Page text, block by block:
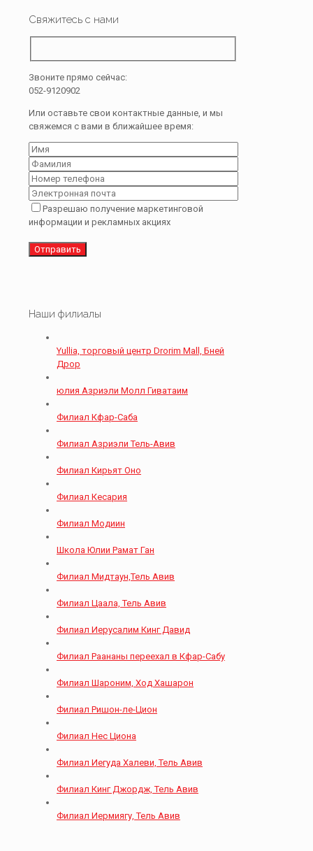
Свяжитесь с нами
Звоните прямо сейчас:
052-9120902
Или оставьте свои контактные данные, и мы
свяжемся с вами в ближайшее время:
Разрешаю получение маркетинговой
информации и рекламных акциях
Наши филиалы
Yullia, торговый центр Drorim Mall, Бней
Дрор
юлия Азриэли Молл Гиватаим
Филиал Кфар-Саба
Филиал Азриэли Тель-Авив
Филиал Кирьят Оно
Филиал Кесария
Филиал Модиин
Школа Юлии Рамат Ган
Филиал Мидтаун,Тель Авив
Филиал Цаала, Тель Авив
Филиал Иерусалим Кинг Давид
Филиал Раананы переехал в Кфар-Сабу
Филиал Шароним, Ход Хашарон
Филиал Ришон-ле-Цион
Филиал Нес Циона
Филиал Иегуда Халеви, Тель Авив
Филиал Кинг Джордж, Тель Авив
Филиал Иермиягу, Тель Авив